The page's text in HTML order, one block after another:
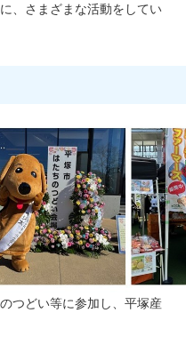
、さまざまな活動をしてい
つどい等に参加し、平塚産